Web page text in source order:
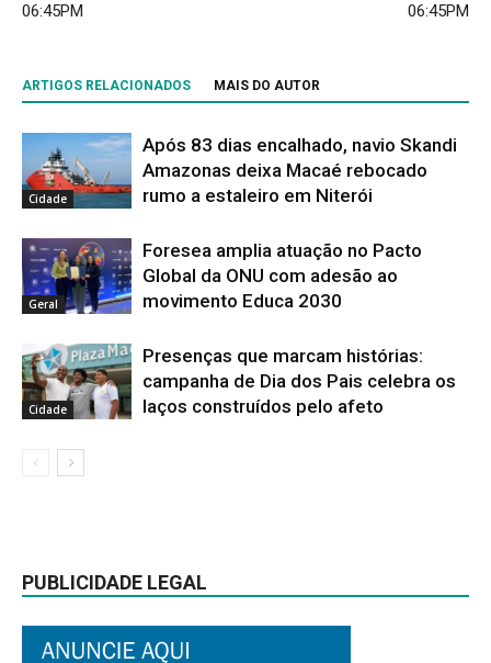
06:45PM
06:45PM
ARTIGOS RELACIONADOS MAIS DO AUTOR
Cidade
Após 83 dias encalhado, navio Skandi
Amazonas deixa Macaé rebocado
rumo a estaleiro em Niterói
Geral
Foresea amplia atuação no Pacto
Global da ONU com adesão ao
movimento Educa 2030
Cidade
Presenças que marcam histórias:
campanha de Dia dos Pais celebra os
laços construídos pelo afeto
PUBLICIDADE LEGAL